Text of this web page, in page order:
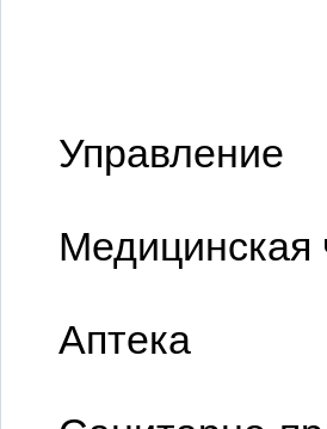
Управление
Медицинская
Аптека